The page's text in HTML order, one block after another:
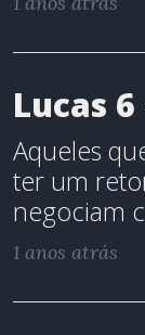
Lucas
Aqueles
ter um
negociam
1 anos atrás